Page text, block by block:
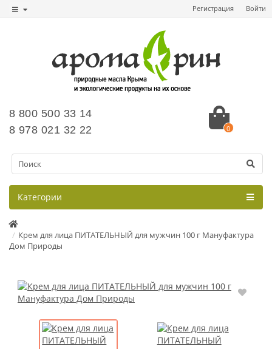
Регистрация Войти
8 800 500 33 14
8 978 021 32 22
0
Категории
Крем для лица ПИТАТЕЛЬНЫЙ для мужчин 100 г Мануфактура
Дом Природы